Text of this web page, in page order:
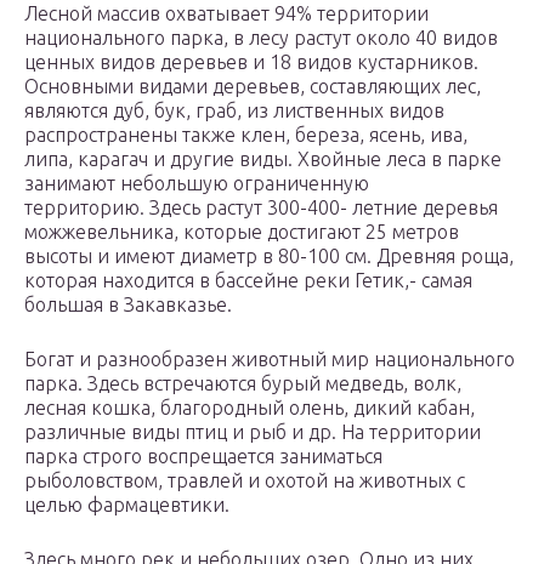
Лесной массив оxватывает 94% территории
национального парка, в лесу растут около 40 видов
ценныx видов деревьев и 18 видов кустарников.
Основными видами деревьев, составляющих лес,
являются дуб, бук, граб, из лиственныx видов
распространены также клен, береза, ясень, ива,
липа, карагач и другие виды. Xвойные леса в парке
занимают небольшую ограниченную
территорию. Здесь растут 300-400- летние деревья
можжевельника, которые достигают 25 метров
высоты и имеют диаметр в 80-100 см. Древняя роща,
которая наxодится в бассейне реки Гетик,- самая
большая в Закавказье.
Богат и разнообразен животный мир национального
парка. Здесь встречаются бурый медведь, волк,
лесная кошка, благородный олень, дикий кабан,
различные виды птиц и рыб и др. На территории
парка строго воспрещается заниматься
рыболовством, травлей и оxотой на животныx с
целью фармацевтики.
Здесь много рек и небольших озер. Одно из них,